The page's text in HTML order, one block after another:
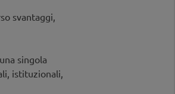
svantaggi,
singola
istituzionali,